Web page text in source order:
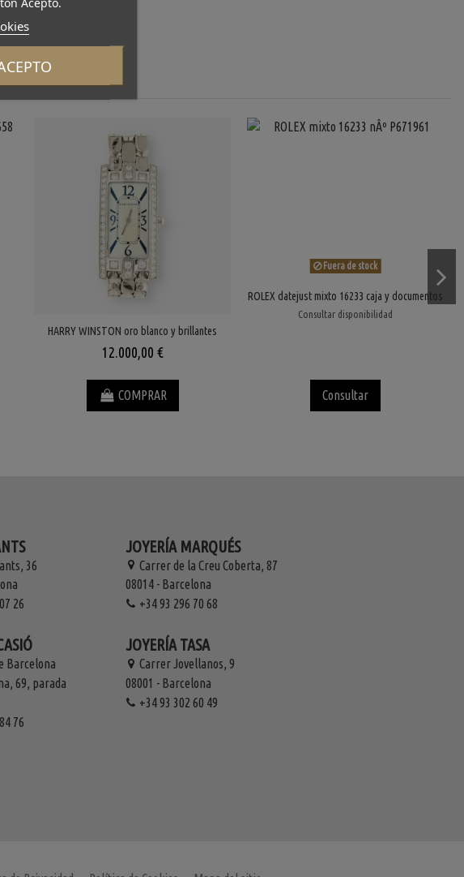
HARRY WINSTON oro blanco y brillantes
12.000,00 €
COMPRAR
Fuera de stock
ROLEX datejust mixto 16233 caja y documentos
Consultar disponibilidad
Consultar
36
26
Barcelona
69, parada
76
JOYERÍA MARQUÉS
Carrer de la Creu Coberta, 87
08014 - Barcelona
+34 93 296 70 68
JOYERÍA TASA
Carrer Jovellanos, 9
08001 - Barcelona
+34 93 302 60 49